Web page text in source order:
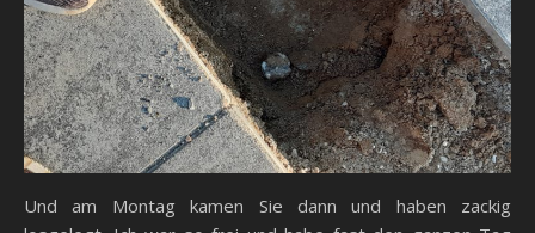
Und am Montag kamen Sie dann und haben zackig